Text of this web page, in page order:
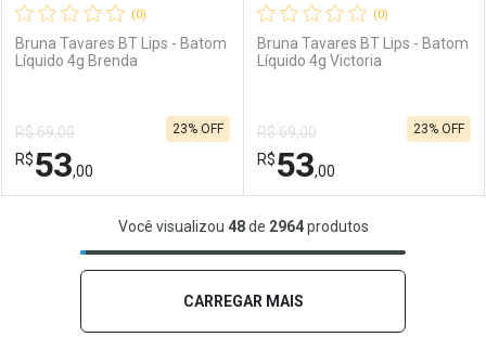
Comprar sem Desconto
Por R$ 74,00/cada
Comprar sem Desconto
Por R$ 74,00/cada
Comprar sem Desconto
Por R$ 53,00/cada
Comprar sem Desconto
Por R$ 53,00/cada
(0)
Bruna Tavares BT Lips - Batom
Líquido 4g Brenda
R$ 69,00
R$53,00
23% OFF
FECHAR
FECHAR
(0)
Bruna Tavares BT Lips - Batom
Líquido 4g Victoria
R$ 69,00
R$53,00
23% OFF
Você visualizou 48de 2964produtos
CARREGAR MAIS